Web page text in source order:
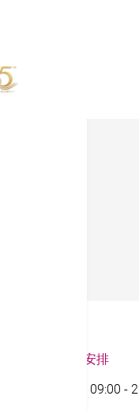
探访住院病人安排
探访时段：09:00 -